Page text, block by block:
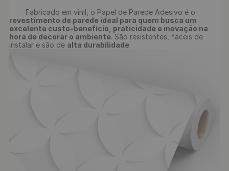
	Fabricado em vinil, o Papel de Parede Adesivo é o
revestimento de parede ideal para quem busca um
excelente custo-benefício, praticidade e inovação na
hora de decorar o ambiente. São resistentes, fáceis de
instalar e são de alta durabilidade